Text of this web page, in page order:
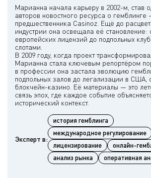
Марианна начала карьеру в 2002-м, став
авторов новостного ресурса о гемблинге
предшественника Casinoz. Ещё до
индустрии она освещала её становление:
европейских лицензий до подпольных
слотами.
В 2009 году, когда проект
Марианна стала ключевым репортёром
в профессии она застала эволюцию
подпольных залов до легализации в США,
блокчейн-казино. Её материалы — это
связь эпох, где каждое событие
Эксперт в:
история гемблинга
международное регулирование
лицензирование
онлайн-
анализ рынка
оперативная